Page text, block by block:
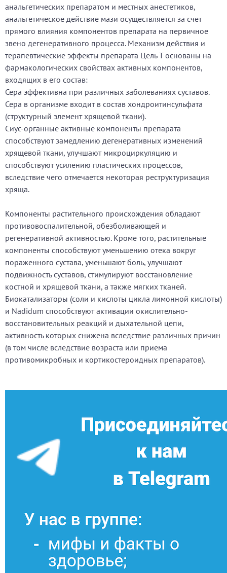
анальгетических препаратом и местных анестетиков,
анальгетическое действие мази осуществляется за счет
прямого влияния компонентов препарата на первичное
звено дегенеративного процесса. Механизм действия и
терапевтические эффекты препарата Цель Т основаны на
фармакологических свойствах активных компонентов,
входящих в его состав:
Сера эффективна при различных заболеваниях суставов.
Сера в организме входит в состав хондроитинсульфата
(структурный элемент хрящевой ткани).
Сиус-органные активные компоненты препарата
способствуют замедлению дегенеративных изменений
хрящевой ткани, улучшают микроциркуляцию и
способствуют усилению пластических процессов,
вследствие чего отмечается некоторая реструктуризация
хряща.
Компоненты растительного происхождения обладают
противовоспалительной, обезболивающей и
регенеративной активностью. Кроме того, растительные
компоненты способствуют уменьшению отека вокруг
пораженного сустава, уменьшают боль, улучшают
подвижность суставов, стимулируют восстановление
костной и хрящевой ткани, а также мягких тканей.
Биокатализаторы (соли и кислоты цикла лимонной кислоты)
и Nadidum способствуют активации окислительно-
восстановительных реакций и дыхательной цепи,
активность которых снижена вследствие различных причин
(в том числе вследствие возраста или приема
противомикробных и кортикостероидных препаратов).